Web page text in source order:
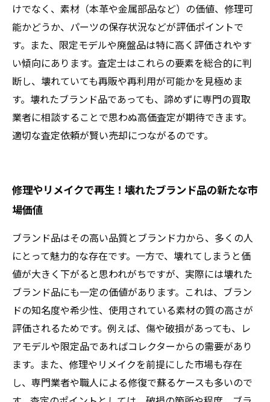
けでなく、素材（本革や金属部品など）の価値、修理可
能かどうか、パーツの保存状況などが評価ポイントで
す。また、限定モデルや廃盤品は特に高く評価されやす
い傾向にあります。査定士はこれらの要素を総合的に判
断し、壊れていても再販や再利用が可能かを見極めま
す。壊れたブランド品であっても、諦めずに専門の買取
業者に相談することで思わぬ高価査定が期待できます。
適切な査定依頼が賢い売却につながるのです。
修理やリメイクで再生！壊れたブランド品の新たな市
場価値
ブランド品はその高い品質とブランド力から、多くの人
にとって魅力的な存在です。一方で、壊れてしまうと価
値が大きく下がると思われがちですが、実際には壊れた
ブランド品にも一定の価値があります。これは、ブラン
ドの知名度や希少性、使用されている素材の質の高さが
評価されるためです。例えば、傷や破損があっても、レ
アモデルや限定品であればコレクターからの需要があり
ます。また、修理やリメイクを前提にした市場も存在
し、専門業者や職人による修復で蘇るケースも多いので